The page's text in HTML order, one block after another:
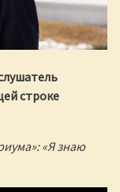
строке
«Я знаю